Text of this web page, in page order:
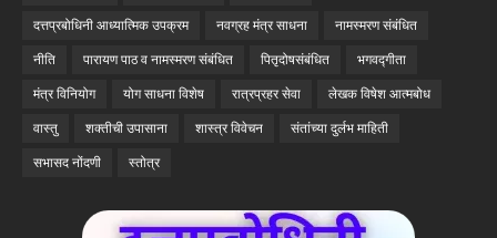
दत्तप्रबोधिनी आध्यात्मिक उपक्रम नवग्रह मंत्र साधना नामस्मरण संबंधित
नीति पारायण पाठ व नामस्मरण संबंधित पितृदोषसंबंधित भगवद्गीता
मंत्र विनियोग योग साधना विशेष रात्रप्रहर सेवा लेखक विषेश आत्मबोध
वास्तु शक्तीची उपासाना शास्त्र विवेचन संतांच्या दुर्लभ माहिती
सभासद नोंदणी स्तोत्र